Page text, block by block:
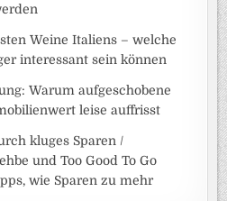
Weine Italiens – welche
interessant sein können
Warum aufgeschobene
leise auffrisst
kluges Sparen /
und Too Good To Go
wie Sparen zu mehr